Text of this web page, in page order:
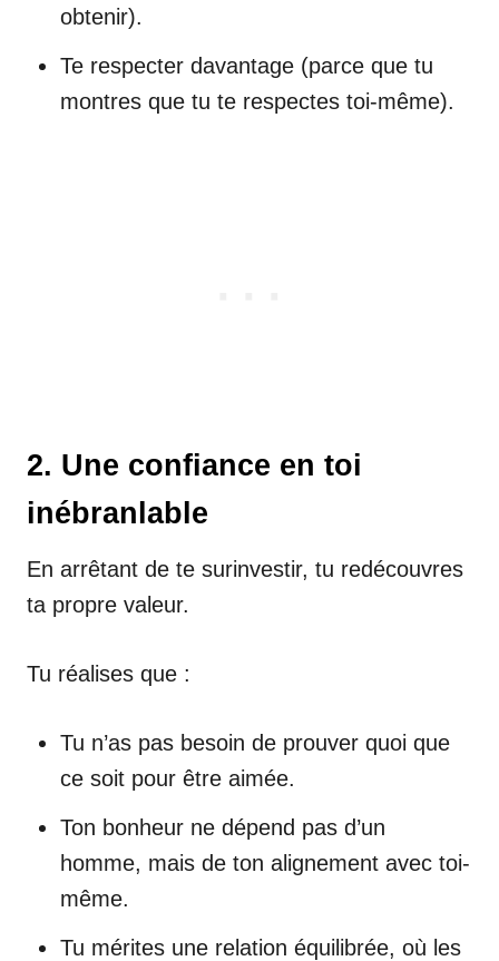
obtenir).
Te respecter davantage (parce que tu
montres que tu te respectes toi-même).
2. Une confiance en toi
inébranlable
En arrêtant de te surinvestir, tu redécouvres
ta propre valeur.
Tu réalises que :
Tu n’as pas besoin de prouver quoi que
ce soit pour être aimée.
Ton bonheur ne dépend pas d’un
homme, mais de ton alignement avec toi-
même.
Tu mérites une relation équilibrée, où les